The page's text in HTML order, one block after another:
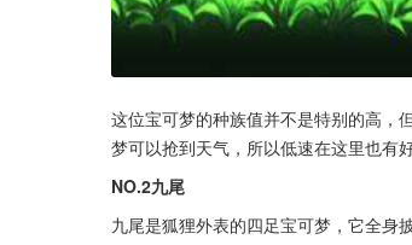
这位宝可梦的种族值并不是特别的高，
梦可以抢到天气，所以低速在这里也有
NO.2九尾
九尾是狐狸外表的四足宝可梦，它全身